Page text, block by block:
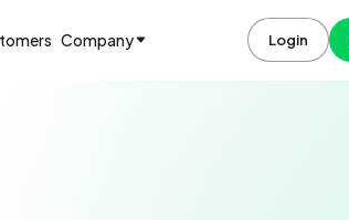
Company Login